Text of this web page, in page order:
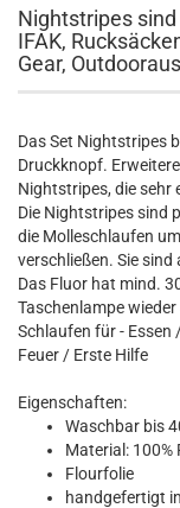
Nightstripes
IFAK,
Gear,
Das Set Nightstripes
Druckknopf.
Nightstripes, die sehr
Die Nightstripes sind
die Molleschlaufen
verschließen. Sie
Das Fluor hat mind.
Taschenlampe
Schlaufen für -
Feuer / Erste Hilfe
Eigenschaften:
Waschbar bis
Material: 100%
Flourfolie
handgefertigt